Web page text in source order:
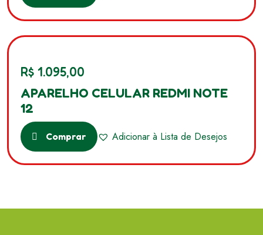
R$ 1.095,00
APARELHO CELULAR REDMI NOTE
12
Comprar Adicionar à Lista de Desejos